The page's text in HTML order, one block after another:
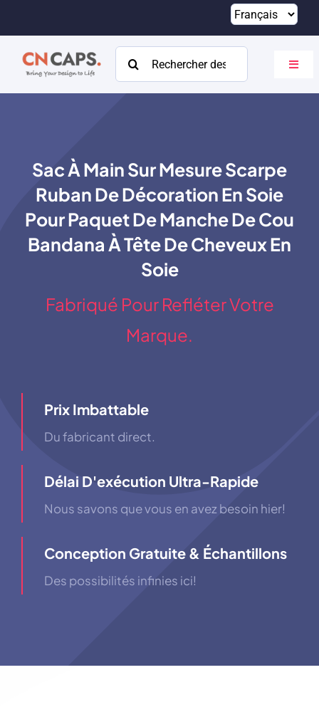
contenu
Rechercher:
Catalogue
À propos
Ressources
Sac À Main Sur Mesure Scarpe
Ruban De Décoration En Soie
Pour Paquet De Manche De Cou
Bandana À Tête De Cheveux En
Soie
Fabriqué Pour Refléter Votre
Marque.
Prix ​​imbattable
Du fabricant direct.
Délai D'exécution Ultra-Rapide
Nous savons que vous en avez besoin hier!
Conception Gratuite & Échantillons
Des possibilités infinies ici!